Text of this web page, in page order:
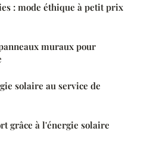
: mode éthique à petit prix
muraux pour
solaire au service de
grâce à l'énergie solaire